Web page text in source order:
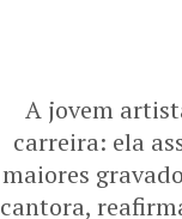
A jovem
carreira: ela
maiores
cantora,